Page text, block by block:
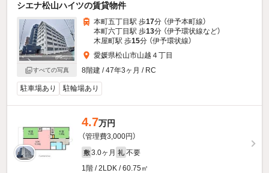
シエナ松山ハイツの賃貸物件
すべての写真
本町五丁目駅 歩17分 （伊予本町線）
本町六丁目駅 歩13分 （伊予環状線など）
木屋町駅 歩15分 （伊予環状線）
愛媛県松山市山越４丁目
8階建 / 47年3ヶ月 / RC
駐車場あり 駐輪場あり
4.7万円
（管理費3,000円）
敷 3.0ヶ月 礼 不要
1階 / 2LDK / 60.75㎡